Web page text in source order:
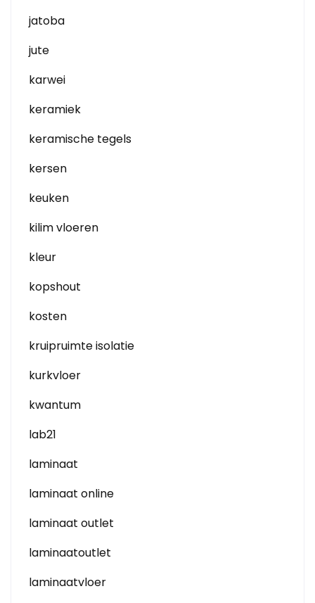
jatoba
jute
karwei
keramiek
keramische tegels
kersen
keuken
kilim vloeren
kleur
kopshout
kosten
kruipruimte isolatie
kurkvloer
kwantum
lab21
laminaat
laminaat online
laminaat outlet
laminaatoutlet
laminaatvloer